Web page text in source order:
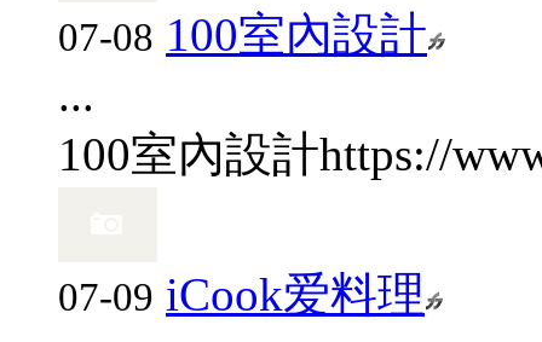
07-08 100室內設計
...
100室內設計https://
07-09 iCook爱料理